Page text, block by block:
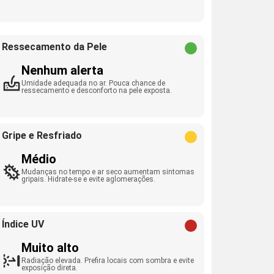
Ressecamento da Pele
Nenhum alerta
Umidade adequada no ar. Pouca chance de
ressecamento e desconforto na pele exposta.
Gripe e Resfriado
Médio
Mudanças no tempo e ar seco aumentam sintomas
gripais. Hidrate-se e evite aglomerações.
Índice UV
Muito alto
Radiação elevada. Prefira locais com sombra e evite
exposição direta.